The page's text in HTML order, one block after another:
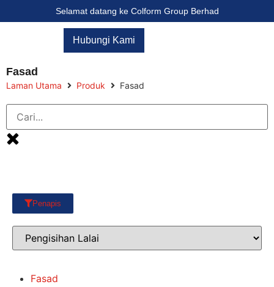
Selamat datang ke Colform Group Berhad
Hubungi Kami
Fasad
Laman Utama Produk Fasad
Penapis
Fasad